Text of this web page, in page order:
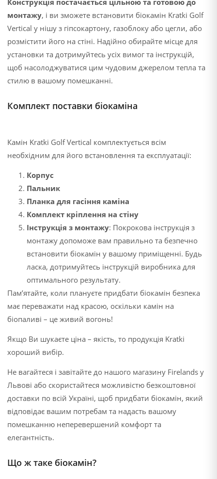
Конструкція постачається цільною та готовою до
монтажу, і ви зможете встановити біокамін Kratki Golf
Vertical у нішу з гіпсокартону, газоблоку або цегли, або
розмістити його на стіні. Надійно обирайте місце для
установки та дотримуйтесь усіх вимог та інструкцій,
щоб насолоджуватися цим чудовим джерелом тепла та
стилю в вашому помешканні.
Комплект поставки біокаміна
Камін Kratki Golf Vertical комплектується всім
необхідним для його встановлення та експлуатації:
Корпус
Пальник
Планка для гасіння каміна
Комплект кріплення на стіну
Інструкція з монтажу: Покрокова інструкція з
монтажу допоможе вам правильно та безпечно
встановити біокамін у вашому приміщенні. Будь
ласка, дотримуйтесь інструкцій виробника для
оптимального результату.
Пам’ятайте, коли плануєте придбати біокамін безпека
має переважати над красою, оскільки камін на
біопаливі – це живий вогонь!
Якщо Ви шукаєте ціна – якість, то продукція Kratki
хороший вибір.
Не вагайтеся і завітайте до нашого магазину Firelands у
Львові або скористайтеся можливістю безкоштовної
доставки по всій Україні, щоб придбати біокамін, який
відповідає вашим потребам та надасть вашому
помешканню неперевершений комфорт та
елегантність.
Що ж таке біокамін?